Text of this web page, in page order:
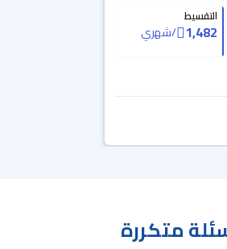
التقسيط
1,482
/شهري
متكررة